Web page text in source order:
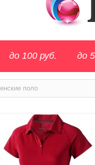
до 100 руб. до
поло